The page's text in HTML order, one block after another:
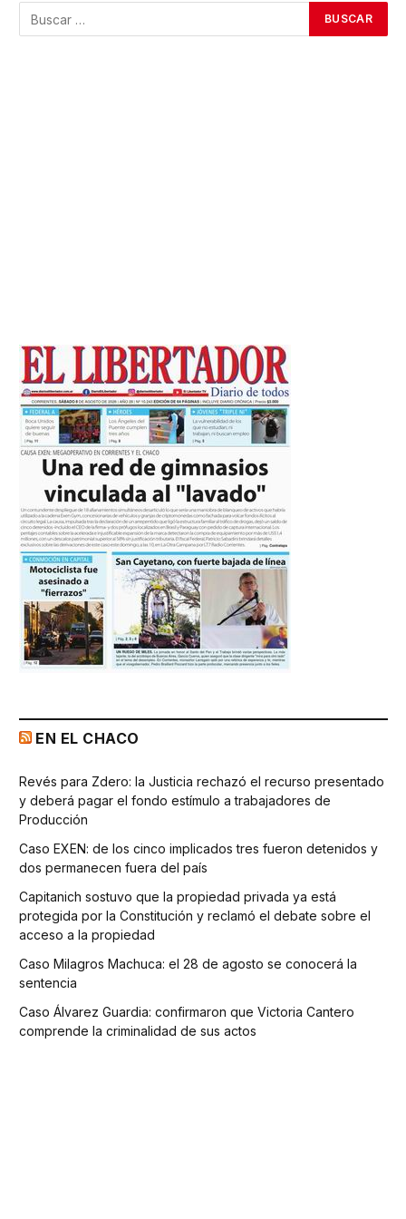
EN EL CHACO
Revés para Zdero: la Justicia rechazó el recurso presentado
y deberá pagar el fondo estímulo a trabajadores de
Producción
Caso EXEN: de los cinco implicados tres fueron detenidos y
dos permanecen fuera del país
Capitanich sostuvo que la propiedad privada ya está
protegida por la Constitución y reclamó el debate sobre el
acceso a la propiedad
Caso Milagros Machuca: el 28 de agosto se conocerá la
sentencia
Caso Álvarez Guardia: confirmaron que Victoria Cantero
comprende la criminalidad de sus actos